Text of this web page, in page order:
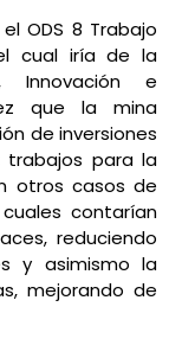
ODS 8 Trabajo
cual iría de la
e
que la mina
de inversiones
trabajos para la
otros casos de
contarían
reduciendo
y asimismo la
mejorando de